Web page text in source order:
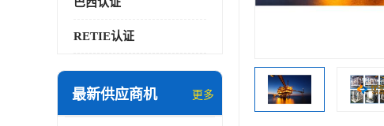
RETIE认证
最新供应商机 更多